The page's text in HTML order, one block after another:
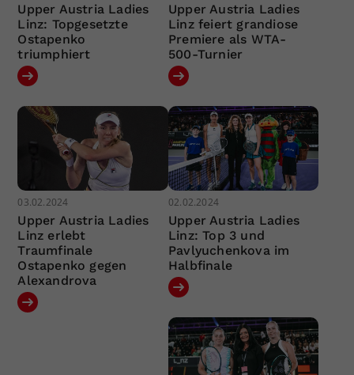
Upper Austria Ladies
Linz: Topgesetzte
Ostapenko
triumphiert
Upper Austria Ladies
Linz feiert grandiose
Premiere als WTA-
500-Turnier
03.02.2024
Upper Austria Ladies
Linz erlebt
Traumfinale
Ostapenko gegen
Alexandrova
02.02.2024
Upper Austria Ladies
Linz: Top 3 und
Pavlyuchenkova im
Halbfinale